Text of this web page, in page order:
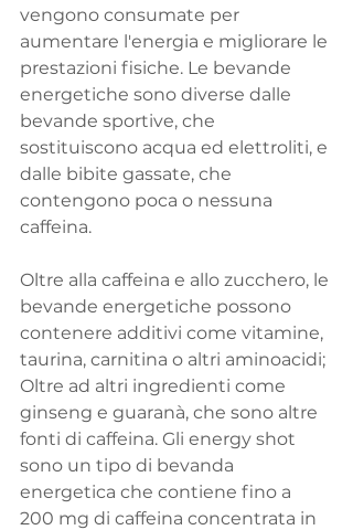
vengono consumate per
aumentare l'energia e migliorare le
prestazioni fisiche. Le bevande
energetiche sono diverse dalle
bevande sportive, che
sostituiscono acqua ed elettroliti, e
dalle bibite gassate, che
contengono poca o nessuna
caffeina.
Oltre alla caffeina e allo zucchero, le
bevande energetiche possono
contenere additivi come vitamine,
taurina, carnitina o altri aminoacidi;
Oltre ad altri ingredienti come
ginseng e guaranà, che sono altre
fonti di caffeina. Gli energy shot
sono un tipo di bevanda
energetica che contiene fino a
200 mg di caffeina concentrata in